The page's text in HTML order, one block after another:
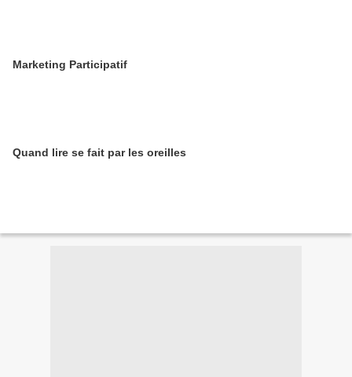
Marketing Participatif
Quand lire se fait par les oreilles